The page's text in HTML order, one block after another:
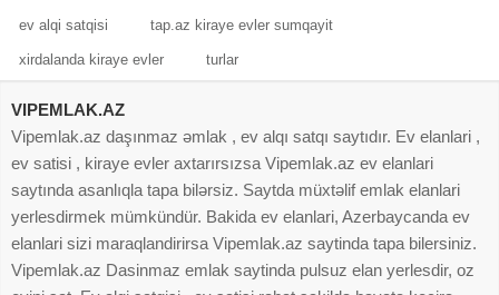
ev alqi satqisi tap.az kiraye evler sumqayit
xirdalanda kiraye evler turlar
VIPEMLAK.AZ
Vipemlak.az daşınmaz əmlak , ev alqı satqı saytıdır. Ev elanlari ,
ev satisi , kiraye evler axtarırsızsa Vipemlak.az ev elanlari
saytında asanlıqla tapa bilərsiz. Saytda müxtəlif emlak elanlari
yerlesdirmek mümkündür. Bakida ev elanlari, Azerbaycanda ev
elanlari sizi maraqlandirirsa Vipemlak.az saytinda tapa bilersiniz.
Vipemlak.az Dasinmaz emlak saytinda pulsuz elan yerlesdir, oz